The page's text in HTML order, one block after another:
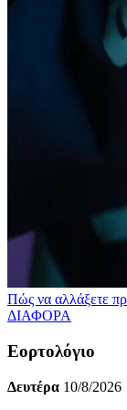
Πώς να αλλάξετε
ΔΙΑΦΟΡΑ
Εορτολόγιο
Δευτέρα 10/8/2026